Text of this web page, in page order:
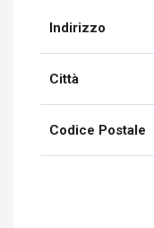
Indirizzo
Città
Codice Postale